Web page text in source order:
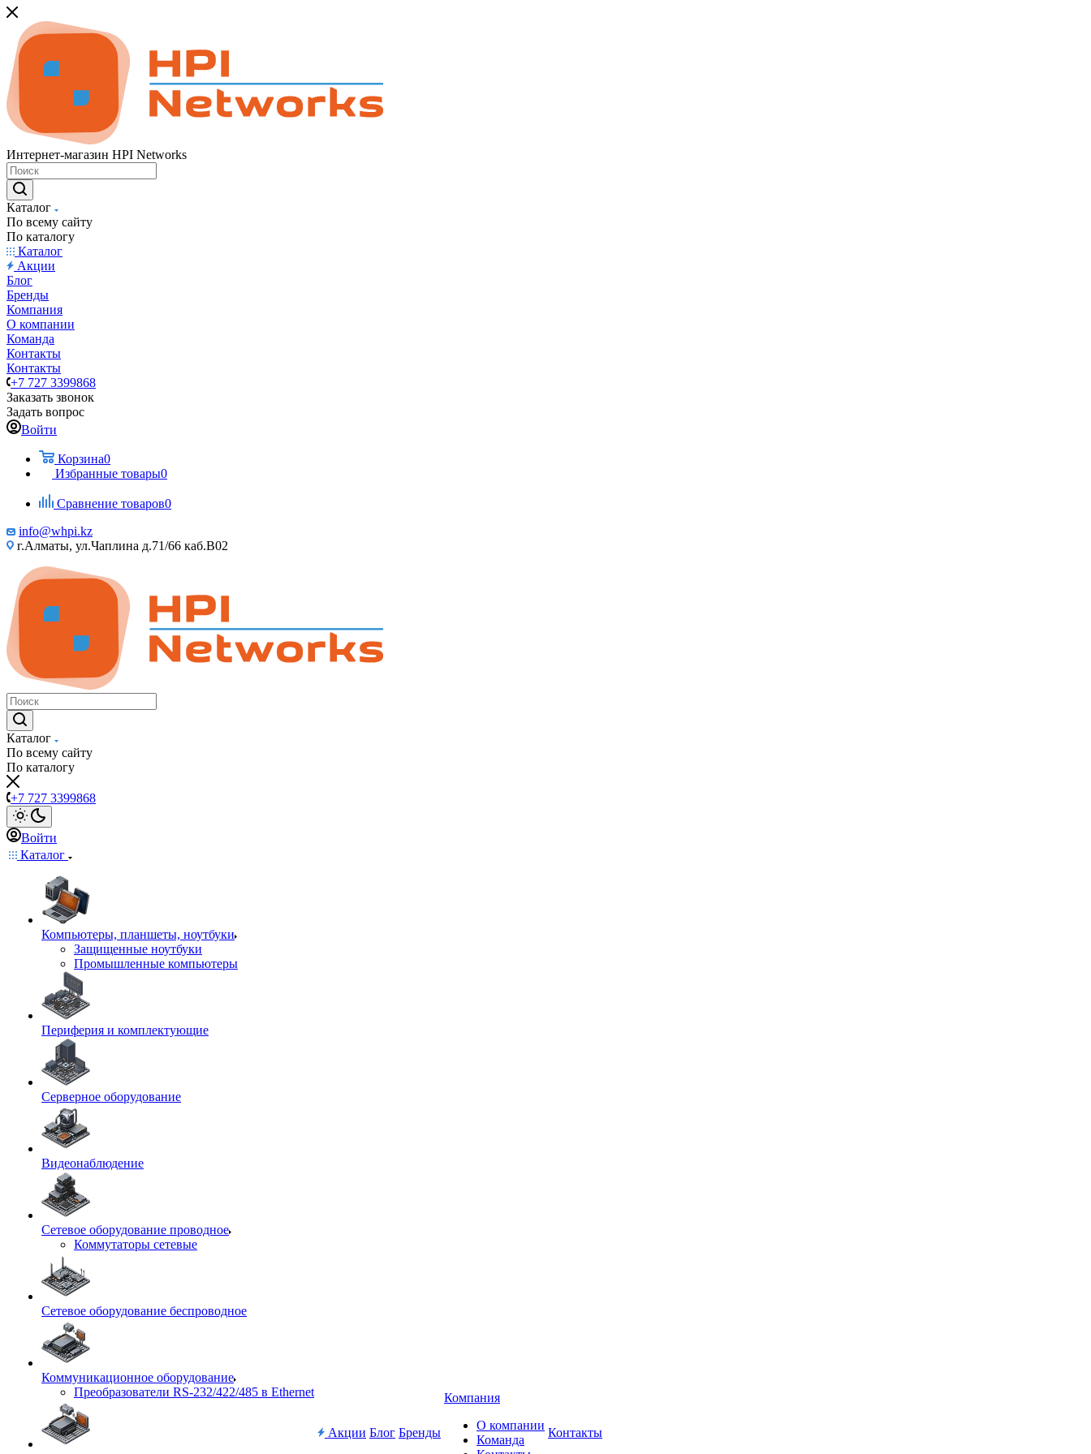
Интернет-магазин HPI Networks
Каталог
По всему сайту
По каталогу
Каталог
Акции
Блог
Бренды
Компания
О компании
Команда
Контакты
Контакты
+7 727 3399868
Заказать звонок
Задать вопрос
Войти
Корзина0
Избранные товары0
Сравнение товаров0
info@whpi.kz
г.Алматы, ул.Чаплина д.71/66 каб.B02
Каталог
По всему сайту
По каталогу
+7 727 3399868
Войти
Каталог
Компьютеры, планшеты, ноутбуки
Защищенные ноутбуки
Промышленные компьютеры
Периферия и комплектующие
Серверное оборудование
Видеонаблюдение
Сетевое оборудование проводное
Коммутаторы сетевые
Сетевое оборудование беспроводное
Коммуникационное оборудование
Преобразователи RS-232/422/485 в Ethernet
Акции Блог Бренды
Компания
О компании
Команда
Контакты